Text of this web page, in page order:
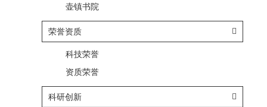
壶镇书院
荣誉资质
科技荣誉
资质荣誉
科研创新